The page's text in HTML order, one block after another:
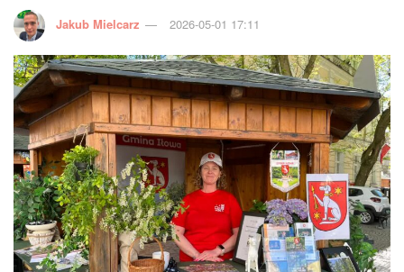
Jakub Mielcarz 2026-05-01 17:11